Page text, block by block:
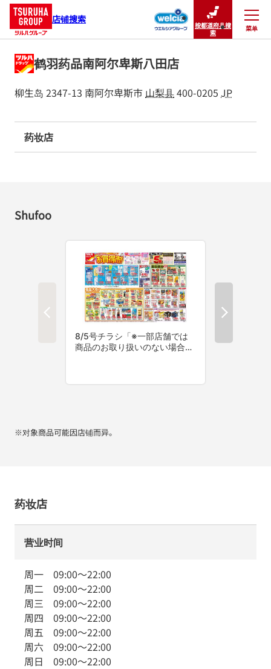
店铺搜索
按都道府县搜
索
菜单
关闭
鹤羽药品南阿尔卑斯八田店
柳生岛 2347-13 南阿尔卑斯市 山梨县400-0205 JP
药妆店
Shufoo
※对象商品可能因店铺而异。
药妆店
营业时间
周一 09:00～22:00
周二 09:00～22:00
周三 09:00～22:00
周四 09:00～22:00
周五 09:00～22:00
周六 09:00～22:00
周日 09:00～22:00